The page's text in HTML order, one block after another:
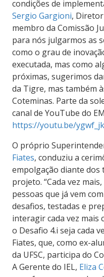
condições de
Sergio Gargioni, Diretor
membro da Comissão
para nós julgarmos as
como o grau de
executada, mas como
próximas, sugerimos
da Tigre, mas também
Coteminas. Parte da
canal de YouTube do
https://youtu.be/
O próprio
Fiates, conduziu a
empolgação diante
projeto. “Cada vez
pessoas que já vem
desafios, testadas e
interagir cada vez mais
o Desafio 4.i seja cada
Fiates, que, como ex-
da UFSC, participa do
A Gerente do IEL, Eliza